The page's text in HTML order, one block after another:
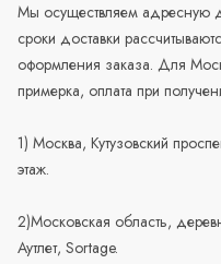
Мы осуществляем адресную
сроки доставки
оформления заказа. Для
примерка, оплата при
1) Москва, Кутузовский
этаж.
2)Московская область,
Аутлет, Sortage.